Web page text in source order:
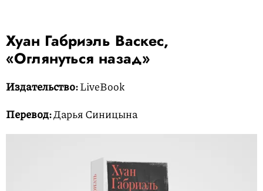
Хуан Габриэль Васкес,
«Оглянуться назад»
Издательство:LiveBook
Перевод:Дарья Синицына